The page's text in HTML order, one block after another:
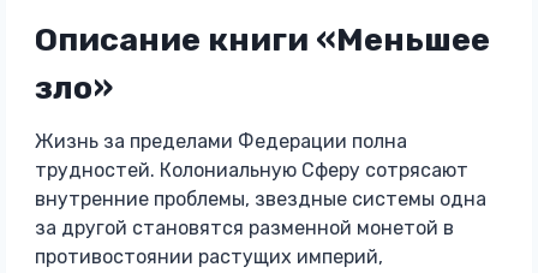
Описание книги «Меньшее
зло»
Жизнь за пределами Федерации полна
трудностей. Колониальную Сферу сотрясают
внутренние проблемы, звездные системы одна
за другой становятся разменной монетой в
противостоянии растущих империй,